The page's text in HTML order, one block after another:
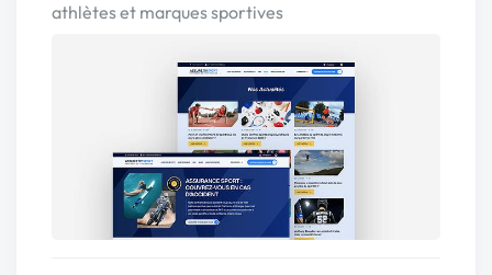
athlètes et marques sportives